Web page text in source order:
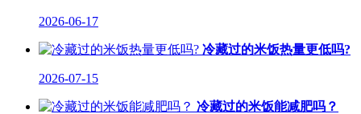
2026-06-17
冷藏过的米饭热量更低吗?
2026-07-15
冷藏过的米饭能减肥吗？